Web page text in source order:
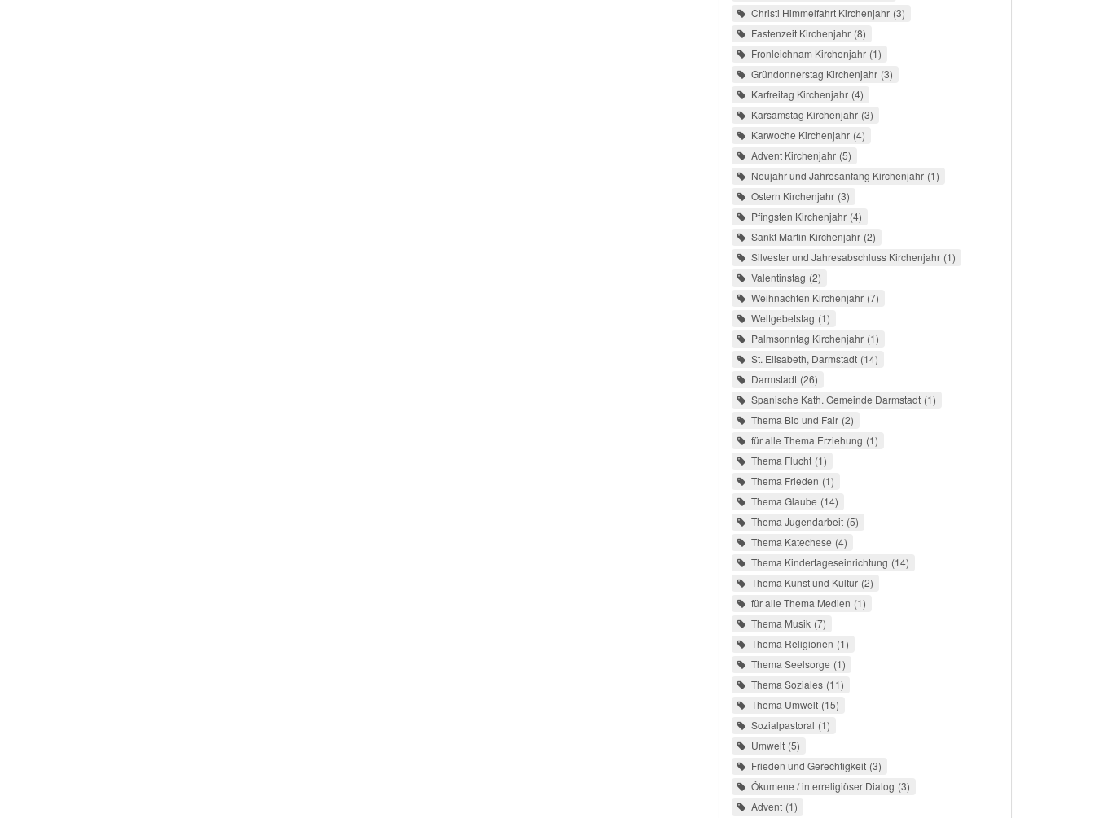
Christi Himmelfahrt Kirchenjahr 3
Fastenzeit Kirchenjahr 8
Fronleichnam Kirchenjahr 1
Gründonnerstag Kirchenjahr 3
Karfreitag Kirchenjahr 4
Karsamstag Kirchenjahr 3
Karwoche Kirchenjahr 4
Advent Kirchenjahr 5
Neujahr und Jahresanfang Kirchenjahr 1
Ostern Kirchenjahr 3
Pfingsten Kirchenjahr 4
Sankt Martin Kirchenjahr 2
Silvester und Jahresabschluss Kirchenjahr 1
Valentinstag 2
Weihnachten Kirchenjahr 7
Weltgebetstag 1
Palmsonntag Kirchenjahr 1
St. Elisabeth, Darmstadt 14
Darmstadt 26
Spanische Kath. Gemeinde Darmstadt 1
Thema Bio und Fair 2
für alle Thema Erziehung 1
Thema Flucht 1
Thema Frieden 1
Thema Glaube 14
Thema Jugendarbeit 5
Thema Katechese 4
Thema Kindertageseinrichtung 14
Thema Kunst und Kultur 2
für alle Thema Medien 1
Thema Musik 7
Thema Religionen 1
Thema Seelsorge 1
Thema Soziales 11
Thema Umwelt 15
Sozialpastoral 1
Umwelt 5
Frieden und Gerechtigkeit 3
Ökumene / interreligiöser Dialog 3
Advent 1